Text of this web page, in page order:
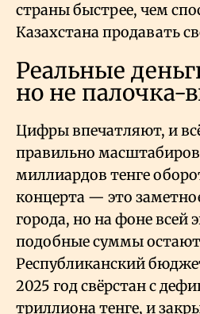
страны быстрее, чем
Казахстана продавать
Реальные
но не палочка-
Цифры впечатляют, и
правильно
миллиардов тенге
концерта — это
города, но на фоне всей
подобные суммы
Республиканский
2025 год свёрстан с
триллиона тенге, и